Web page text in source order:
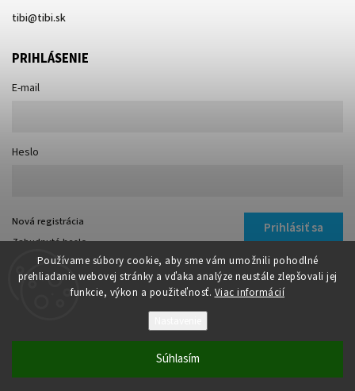
Používame súbory cookie, aby sme vám umožnili pohodlné
prehliadanie webovej stránky a vďaka analýze neustále zlepšovali jej
funkcie, výkon a použiteľnosť. Viac informácií
Súhlasím
tibi@tibi.sk
PRIHLÁSENIE
E-mail
Heslo
Prihlásiť sa
Nová registrácia
Zabudnuté heslo
TIBI. Všetky práva vyhradené.